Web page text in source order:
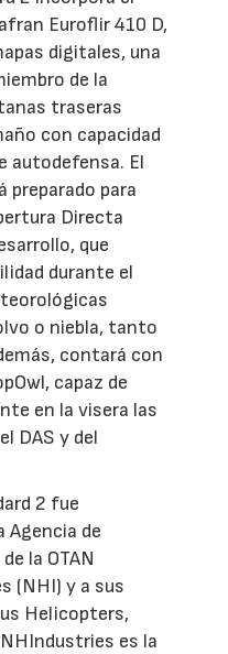
Euroflir 410 D,
digitales, una
de la
traseras
con capacidad
autodefensa. El
para
Directa
que
durante el
o niebla, tanto
contará con
capaz de
en la visera las
DAS y del
2 fue
Agencia de
la OTAN
(NHI) y a sus
Helicopters,
es la